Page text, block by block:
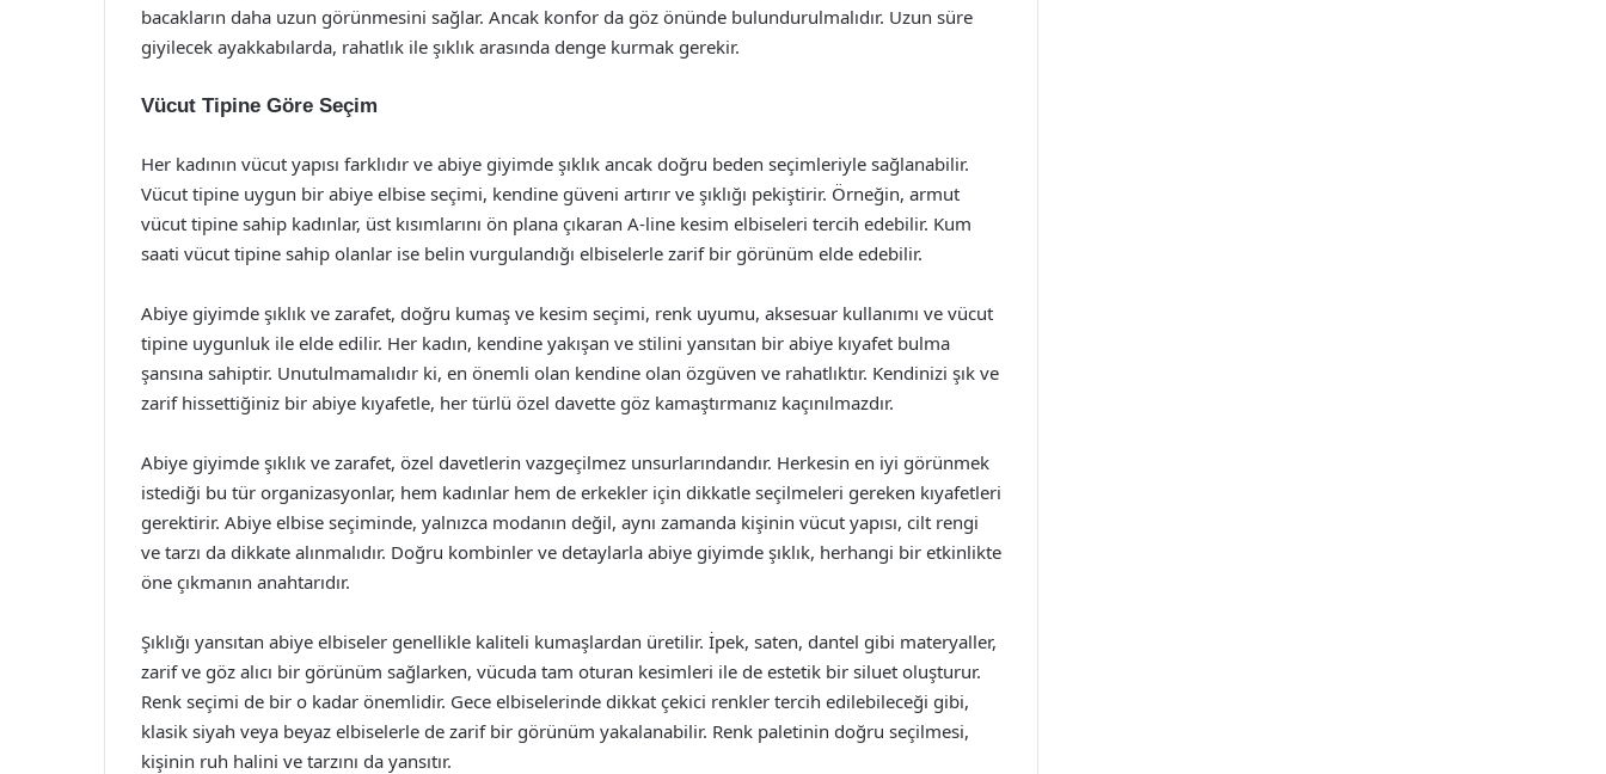
bacakların daha uzun görünmesini sağlar. Ancak konfor da göz önünde bulundurulmalıdır. Uzun süre
giyilecek ayakkabılarda, rahatlık ile şıklık arasında denge kurmak gerekir.
Vücut Tipine Göre Seçim
Her kadının vücut yapısı farklıdır ve abiye giyimde şıklık ancak doğru beden seçimleriyle sağlanabilir.
Vücut tipine uygun bir abiye elbise seçimi, kendine güveni artırır ve şıklığı pekiştirir. Örneğin, armut
vücut tipine sahip kadınlar, üst kısımlarını ön plana çıkaran A-line kesim elbiseleri tercih edebilir. Kum
saati vücut tipine sahip olanlar ise belin vurgulandığı elbiselerle zarif bir görünüm elde edebilir.
Abiye giyimde şıklık ve zarafet, doğru kumaş ve kesim seçimi, renk uyumu, aksesuar kullanımı ve vücut
tipine uygunluk ile elde edilir. Her kadın, kendine yakışan ve stilini yansıtan bir abiye kıyafet bulma
şansına sahiptir. Unutulmamalıdır ki, en önemli olan kendine olan özgüven ve rahatlıktır. Kendinizi şık ve
zarif hissettiğiniz bir abiye kıyafetle, her türlü özel davette göz kamaştırmanız kaçınılmazdır.
Abiye giyimde şıklık ve zarafet, özel davetlerin vazgeçilmez unsurlarındandır. Herkesin en iyi görünmek
istediği bu tür organizasyonlar, hem kadınlar hem de erkekler için dikkatle seçilmeleri gereken kıyafetleri
gerektirir. Abiye elbise seçiminde, yalnızca modanın değil, aynı zamanda kişinin vücut yapısı, cilt rengi
ve tarzı da dikkate alınmalıdır. Doğru kombinler ve detaylarla abiye giyimde şıklık, herhangi bir etkinlikte
öne çıkmanın anahtarıdır.
Şıklığı yansıtan abiye elbiseler genellikle kaliteli kumaşlardan üretilir. İpek, saten, dantel gibi materyaller,
zarif ve göz alıcı bir görünüm sağlarken, vücuda tam oturan kesimleri ile de estetik bir siluet oluşturur.
Renk seçimi de bir o kadar önemlidir. Gece elbiselerinde dikkat çekici renkler tercih edilebileceği gibi,
klasik siyah veya beyaz elbiselerle de zarif bir görünüm yakalanabilir. Renk paletinin doğru seçilmesi,
kişinin ruh halini ve tarzını da yansıtır.